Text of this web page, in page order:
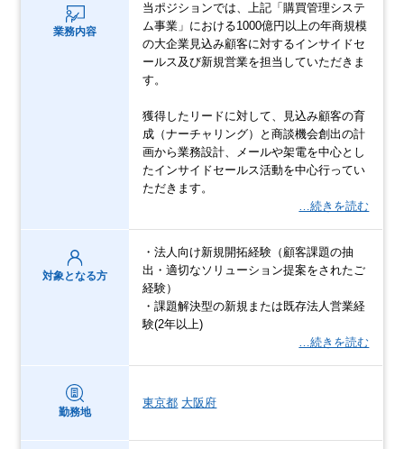
業務内容
当ポジションでは、上記「購買管理システ
ム事業」における1000億円以上の年商規模
の大企業見込み顧客に対するインサイドセ
ールス及び新規営業を担当していただきま
す。
獲得したリードに対して、見込み顧客の育
成（ナーチャリング）と商談機会創出の計
画から業務設計、メールや架電を中心とし
たインサイドセールス活動を中心行ってい
ただきます。
…続きを読む
対象となる方
・法人向け新規開拓経験（顧客課題の抽
出・適切なソリューション提案をされたご
経験）
・課題解決型の新規または既存法人営業経
験(2年以上)
…続きを読む
勤務地
東京都 大阪府